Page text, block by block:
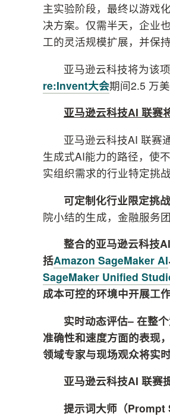
主实验阶段，最终以游戏
决方案。仅需半天，企业
工的灵活规模扩展，并保
亚马逊云科技将为该
re:Invent大会期间2.5 万
亚马逊云科技AI 联赛
亚马逊云科技AI 联赛
生成式AI能力的路径，使
实组织需求的行业特定挑
可定制化行业限定挑战
院小结的生成，金融服务
整合的亚马逊云科技AI
括Amazon SageMaker AI
SageMaker Unified
成本可控的环境中开展工作
实时动态评估– 在整
准确性和速度方面的表现
领域专家与现场观众将实
亚马逊云科技AI 联赛
提示词大师（Prompt